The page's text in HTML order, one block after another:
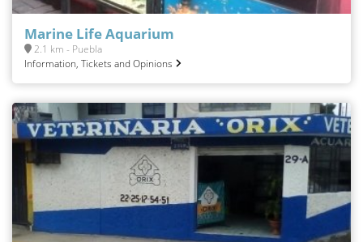
Marine Life Aquarium
2.1 km - Puebla
Information, Tickets and Opinions